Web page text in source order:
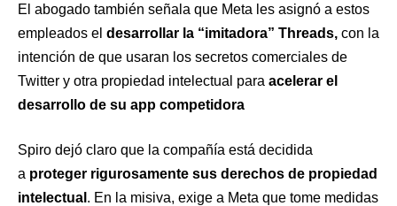
El abogado también señala que Meta les asignó a estos
empleados el desarrollar la “imitadora” Threads, con la
intención de que usaran los secretos comerciales de
Twitter y otra propiedad intelectual para acelerar el
desarrollo de su app competidora
Spiro dejó claro que la compañía está decidida
a proteger rigurosamente sus derechos de propiedad
intelectual . En la misiva, exige a Meta que tome medidas